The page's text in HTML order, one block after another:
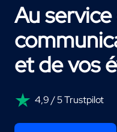
Au
et de vos
4,9 / 5 Trustpilot